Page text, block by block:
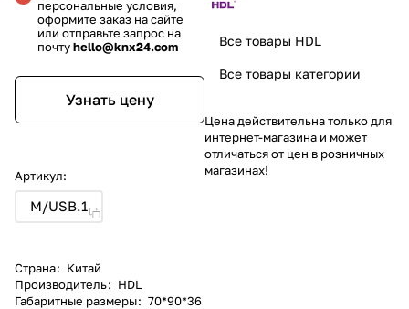
персональные условия,
оформите заказ на сайте
или отправьте запрос на
почтуhello@knx24.com
Узнать цену
Артикул:
M/USB.1
Страна: Китай
Производитель: HDL
Габаритные размеры: 70*90*36
Все товары HDL
Все товары категории
Цена действительна только для
интернет-магазина и может
отличаться от цен в розничных
магазинах!